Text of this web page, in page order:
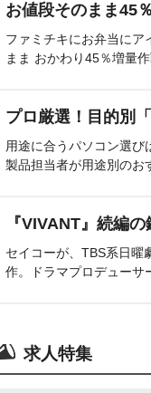
お値段そのまま45
ファミチキにお弁当にア
まま おかわり45％増量
プロ厳選！目的別
用途に合うパソコン選
製品担当者が用途別のお
『VIVANT』続編
セイコーが、TBS系日曜
作。ドラマプロデューサ
求人特集